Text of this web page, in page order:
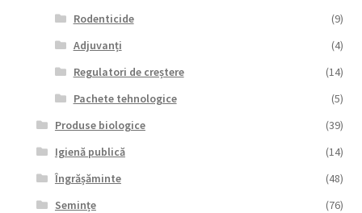
Rodenticide
(9)
Adjuvanți
(4)
Regulatori de creștere
(14)
Pachete tehnologice
(5)
Produse biologice
(39)
Igienă publică
(14)
Îngrășăminte
(48)
Semințe
(76)